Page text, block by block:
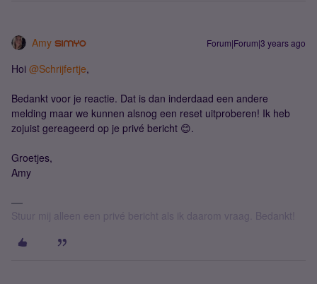
Amy Forum|Forum|3 years ago
Hoi @Schrijfertje,
Bedankt voor je reactie. Dat is dan inderdaad een andere
melding maar we kunnen alsnog een reset uitproberen! Ik heb
zojuist gereageerd op je privé bericht 😊.
Groetjes,
Amy
Stuur mij alleen een privé bericht als ik daarom vraag. Bedankt!